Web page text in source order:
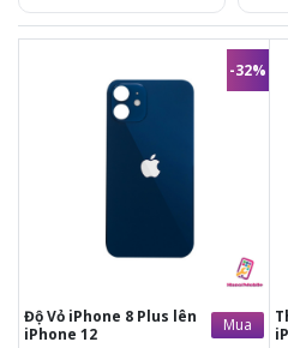
-32%
Độ Vỏ iPhone 8 Plus lên
iPhone 12
Mua
950.000đ
Thời gian lấy máy 60 phút
Tư vấn giải đáp rõ ràng
Xem trực tiếp quá trình độ
Giá trên đã bao gồm công